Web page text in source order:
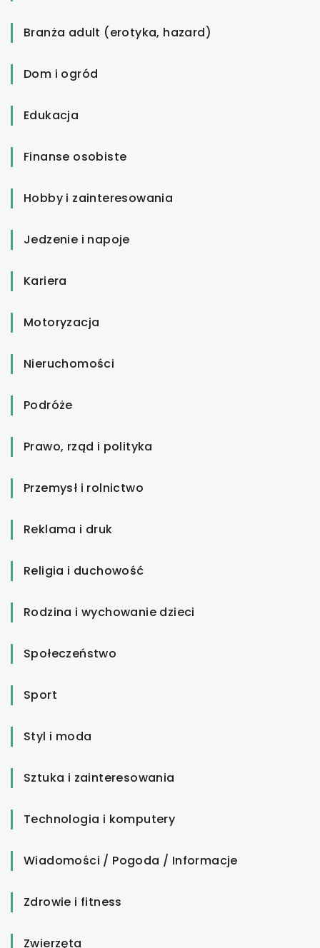
Branża adult (erotyka, hazard)
Dom i ogród
Edukacja
Finanse osobiste
Hobby i zainteresowania
Jedzenie i napoje
Kariera
Motoryzacja
Nieruchomości
Podróże
Prawo, rząd i polityka
Przemysł i rolnictwo
Reklama i druk
Religia i duchowość
Rodzina i wychowanie dzieci
Społeczeństwo
Sport
Styl i moda
Sztuka i zainteresowania
Technologia i komputery
Wiadomości / Pogoda / Informacje
Zdrowie i fitness
Zwierzęta